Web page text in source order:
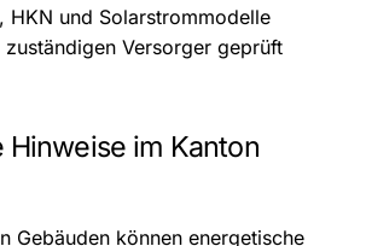
HKN und Solarstrommodelle
Versorger geprüft
Hinweise im Kanton
Gebäuden können energetische